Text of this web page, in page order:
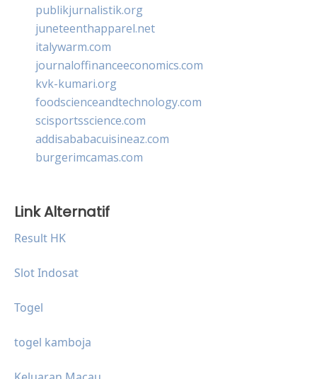
publikjurnalistik.org
juneteenthapparel.net
italywarm.com
journaloffinanceeconomics.com
kvk-kumari.org
foodscienceandtechnology.com
scisportsscience.com
addisababacuisineaz.com
burgerimcamas.com
Link Alternatif
Result HK
Slot Indosat
Togel
togel kamboja